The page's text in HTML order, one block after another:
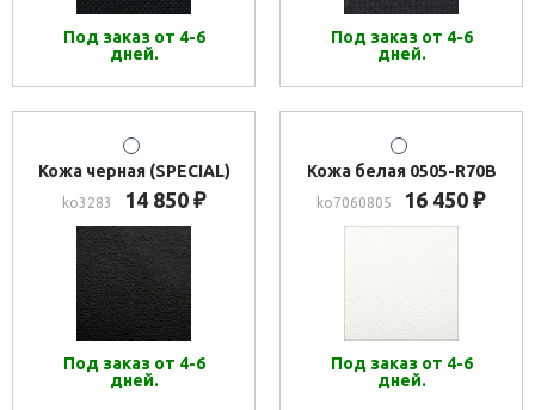
Под заказ от 4-6
дней.
Под заказ от 4-6
дней.
Кожа черная (SPECIAL)
ko3283 14 850 ₽
Под заказ от 4-6
дней.
Кожа белая 0505-R70B
ko7060805 16 450 ₽
Под заказ от 4-6
дней.